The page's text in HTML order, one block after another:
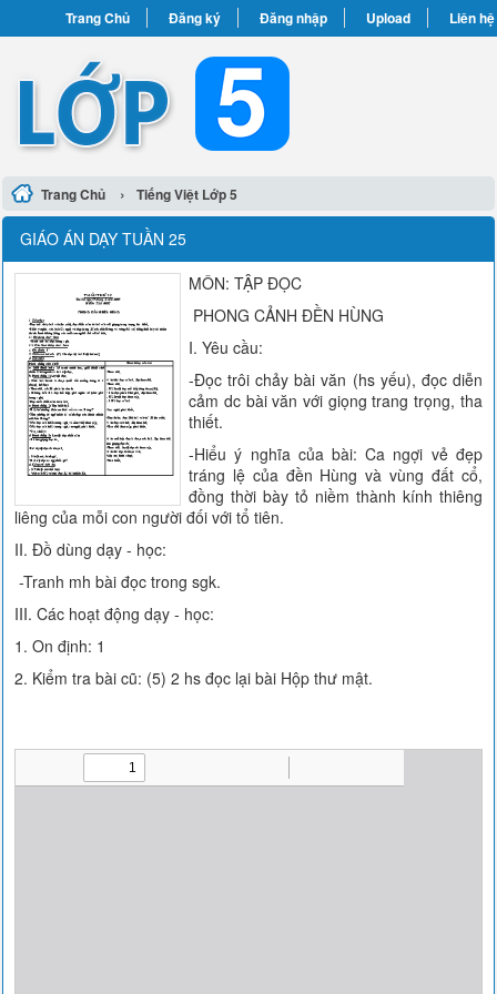
Trang Chủ Đăng ký Đăng nhập Upload Liên hệ
Trang Chủ › Tiếng Việt Lớp 5
GIÁO ÁN DẠY TUẦN 25
MÔN: TẬP ĐỌC
PHONG CẢNH ĐỀN HÙNG
I. Yêu cầu:
-Đọc trôi chảy bài văn (hs yếu), đọc diễn
cảm dc bài văn với giọng trang trọng, tha
thiết.
-Hiểu ý nghĩa của bài: Ca ngợi vẻ đẹp
tráng lệ của đền Hùng và vùng đất cổ,
đồng thời bày tỏ niềm thành kính thiêng
liêng của mỗi con người đối với tổ tiên.
II. Đồ dùng dạy - học:
-Tranh mh bài đọc trong sgk.
III. Các hoạt động dạy - học:
1. On định: 1
2. Kiểm tra bài cũ: (5) 2 hs đọc lại bài Hộp thư mật.